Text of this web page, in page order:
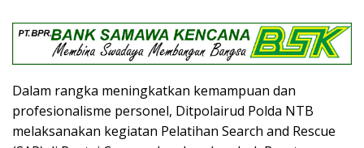
Dalam rangka meningkatkan kemampuan dan
profesionalisme personel, Ditpolairud Polda NTB
melaksanakan kegiatan Pelatihan Search and Rescue